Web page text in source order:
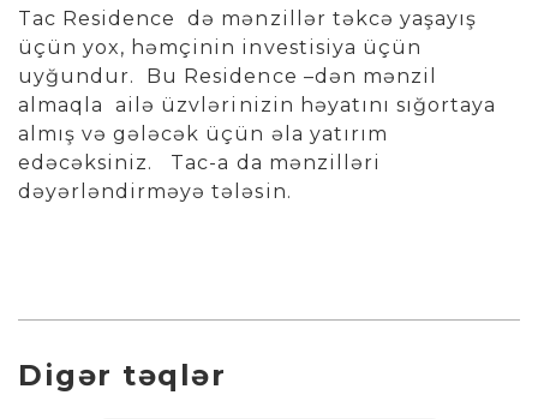
Tac Residence də mənzillər təkcə yaşayış
üçün yox, həmçinin investisiya üçün
uyğundur. Bu Residence –dən mənzil
almaqla ailə üzvlərinizin həyatını sığortaya
almış və gələcək üçün əla yatırım
edəcəksiniz. Tac-a da mənzilləri
dəyərləndirməyə tələsin.
Digər təqlər